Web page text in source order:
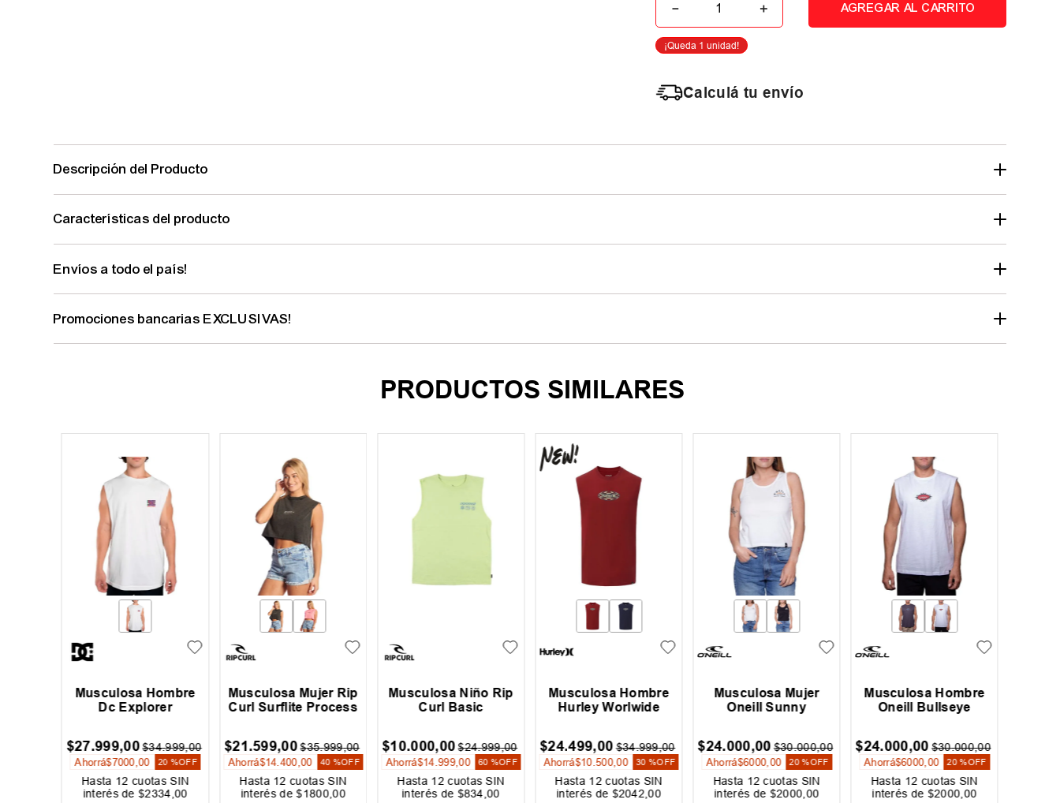
＋
－ AGREGAR AL CARRITO
Calculá tu envío
Descripción del Producto
Características del producto
Envíos a todo el país!
Promociones bancarias EXCLUSIVAS!
PRODUCTOS SIMILARES
Musculosa Hombre
Dc Explorer
$27.999,00 $34.999,00
Ahorrá$7000 ,00 20 %OFF
Hasta 12 cuotas SIN
interés de$2334 ,00
Musculosa Mujer Rip
Curl Surflite Process
$21.599,00 $35.999,00
Ahorrá$14.400 ,00 40 %OFF
Hasta 12 cuotas SIN
interés de$1800 ,00
Musculosa Niño Rip
Curl Basic
$10.000,00 $24.999,00
Ahorrá$14 .999,00 60 %OFF
Hasta 12 cuotas SIN
interés de $834 ,00
Musculosa Hombre
Hurley Worlwide
$24.499,00 $34.999,00
Ahorrá$10 .500,00 30 %OFF
Hasta 12 cuotas SIN
interés de $2042 ,00
Musculosa Mujer
Oneill Sunny
$24.000,00 $30.000,00
Ahorrá$6000,00 20 %OFF
Hasta 12 cuotas SIN
interés de$2000 00
Musculosa Hombre
Oneill Bullseye
$24.000,00 $30.000,00
Ahorrá$6000,00 20 %OFF
Hasta 12 cuotas SIN
interés de$2000 ,00